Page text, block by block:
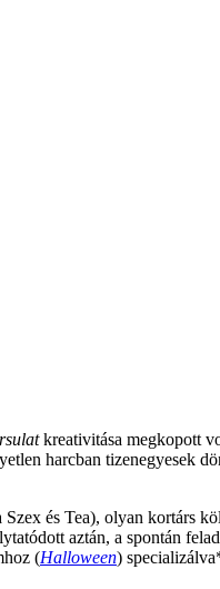
kreativitása megkopott
harcban tizenegyesek
és Tea), olyan
aztán, a spontán
(Halloween)